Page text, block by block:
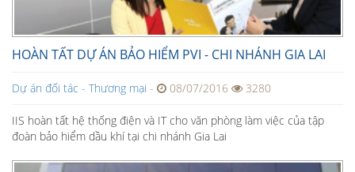
HOÀN TẤT DỰ ÁN BẢO HIỂM PVI - CHI NHÁNH GIA LAI
Dự án đối tác - Thương mại - 08/07/2016 3280
IIS hoàn tất hệ thống điện và IT cho văn phòng làm việc của tập
đoàn bảo hiểm dầu khí tại chi nhánh Gia Lai